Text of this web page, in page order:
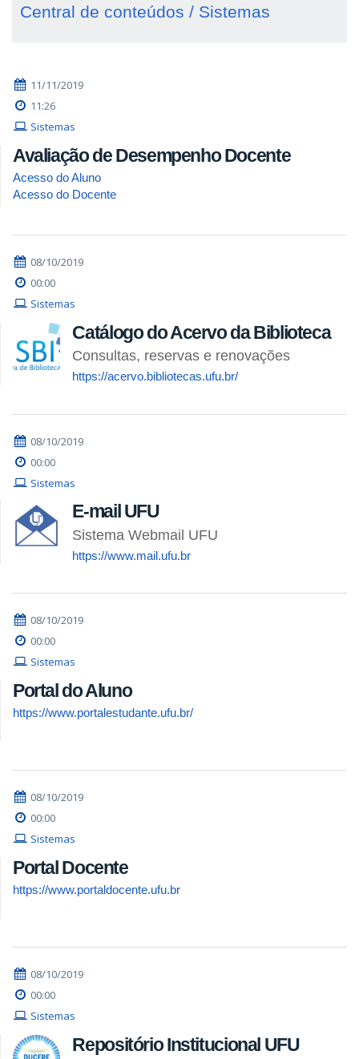
Central de conteúdos / Sistemas
11/11/2019
11:26
Sistemas
Avaliação de Desempenho Docente
Acesso do Aluno
Acesso do Docente
08/10/2019
00:00
Sistemas
Catálogo do Acervo da Biblioteca
Consultas, reservas e renovações
https://acervo.bibliotecas.ufu.br/
08/10/2019
00:00
Sistemas
E-mail UFU
Sistema Webmail UFU
https://www.mail.ufu.br
08/10/2019
00:00
Sistemas
Portal do Aluno
https://www.portalestudante.ufu.br/
08/10/2019
00:00
Sistemas
Portal Docente
https://www.portaldocente.ufu.br
08/10/2019
00:00
Sistemas
Repositório Institucional UFU